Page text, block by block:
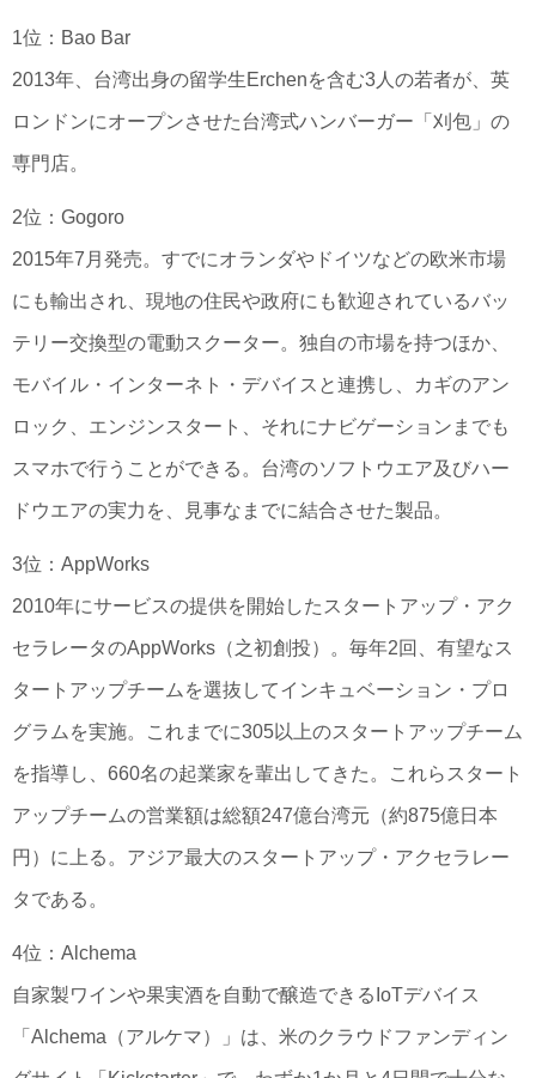
1位：Bao Bar
2013年、台湾出身の留学生Erchenを含む3人の若者が、英
ロンドンにオープンさせた台湾式ハンバーガー「刈包」の
専門店。
2位：Gogoro
2015年7月発売。すでにオランダやドイツなどの欧米市場
にも輸出され、現地の住民や政府にも歓迎されているバッ
テリー交換型の電動スクーター。独自の市場を持つほか、
モバイル・インターネト・デバイスと連携し、カギのアン
ロック、エンジンスタート、それにナビゲーションまでも
スマホで行うことができる。台湾のソフトウエア及びハー
ドウエアの実力を、見事なまでに結合させた製品。
3位：AppWorks
2010年にサービスの提供を開始したスタートアップ・アク
セラレータのAppWorks（之初創投）。毎年2回、有望なス
タートアップチームを選抜してインキュベーション・プロ
グラムを実施。これまでに305以上のスタートアップチーム
を指導し、660名の起業家を輩出してきた。これらスタート
アップチームの営業額は総額247億台湾元（約875億日本
円）に上る。アジア最大のスタートアップ・アクセラレー
タである。
4位：Alchema
自家製ワインや果実酒を自動で醸造できるIoTデバイス
「Alchema（アルケマ）」は、米のクラウドファンディン